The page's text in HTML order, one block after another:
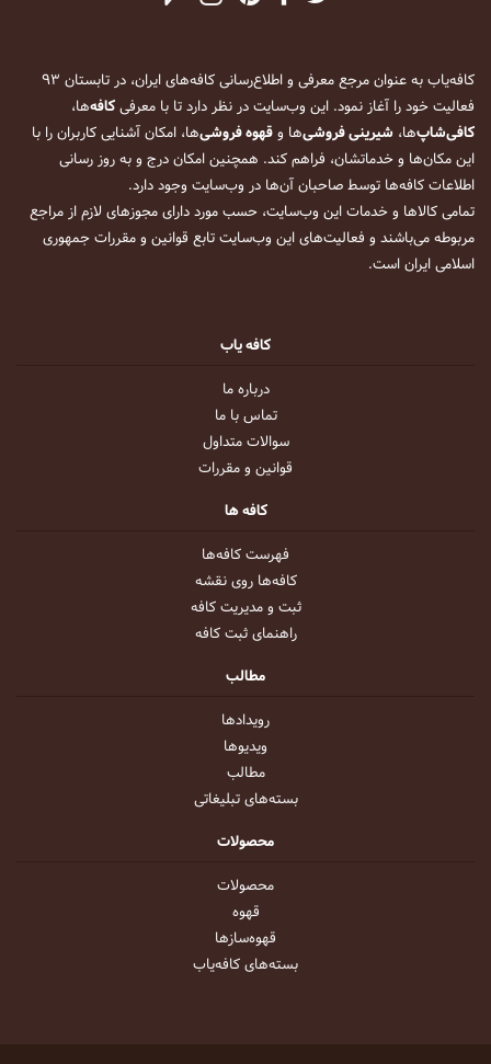
کافه‌یاب به عنوان مرجع معرفی و اطلاع‌رسانی کافه‌های ایران، در تابستان ۹۳
فعالیت خود را آغاز نمود. این وب‌سایت در نظر دارد تا با معرفیکافه‌ها،
کافی‌شاپ‌ها، شیرینی فروشی‌ها وقهوه فروشی‌ها، امکان آشنایی کاربران را با
این مکان‌ها و خدماتشان، فراهم کند. همچنین امکان درج و به روز رسانی
اطلاعات کافه‌ها توسط صاحبان آن‌ها در وب‌سایت وجود دارد.
تمامی کالاها و خدمات این وب‌سایت، حسب مورد دارای مجوزهای لازم از مراجع
مربوطه می‌باشند و فعالیت‌های این وب‌سایت تابع قوانین و مقررات جمهوری
اسلامی ایران است.
کافه یاب
درباره ما
تماس با ما
سوالات متداول
قوانین و مقررات
کافه ها
فهرست کافه‌ها
کافه‌ها روی نقشه
ثبت و مدیریت کافه
راهنمای ثبت کافه
مطالب
رویداد‌ها
ویدیو‌ها
مطالب
بسته‌های تبلیغاتی
محصولات
محصولات
قهوه
قهوه‌ساز‌ها
بسته‌های کافه‌یاب